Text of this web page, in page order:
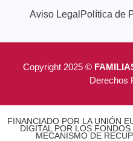
Aviso Legal Política de
Copyright 2025 ©
Derechos
FINANCIADO POR LA UNIÓN
DIGITAL POR LOS
MECANISMO DE